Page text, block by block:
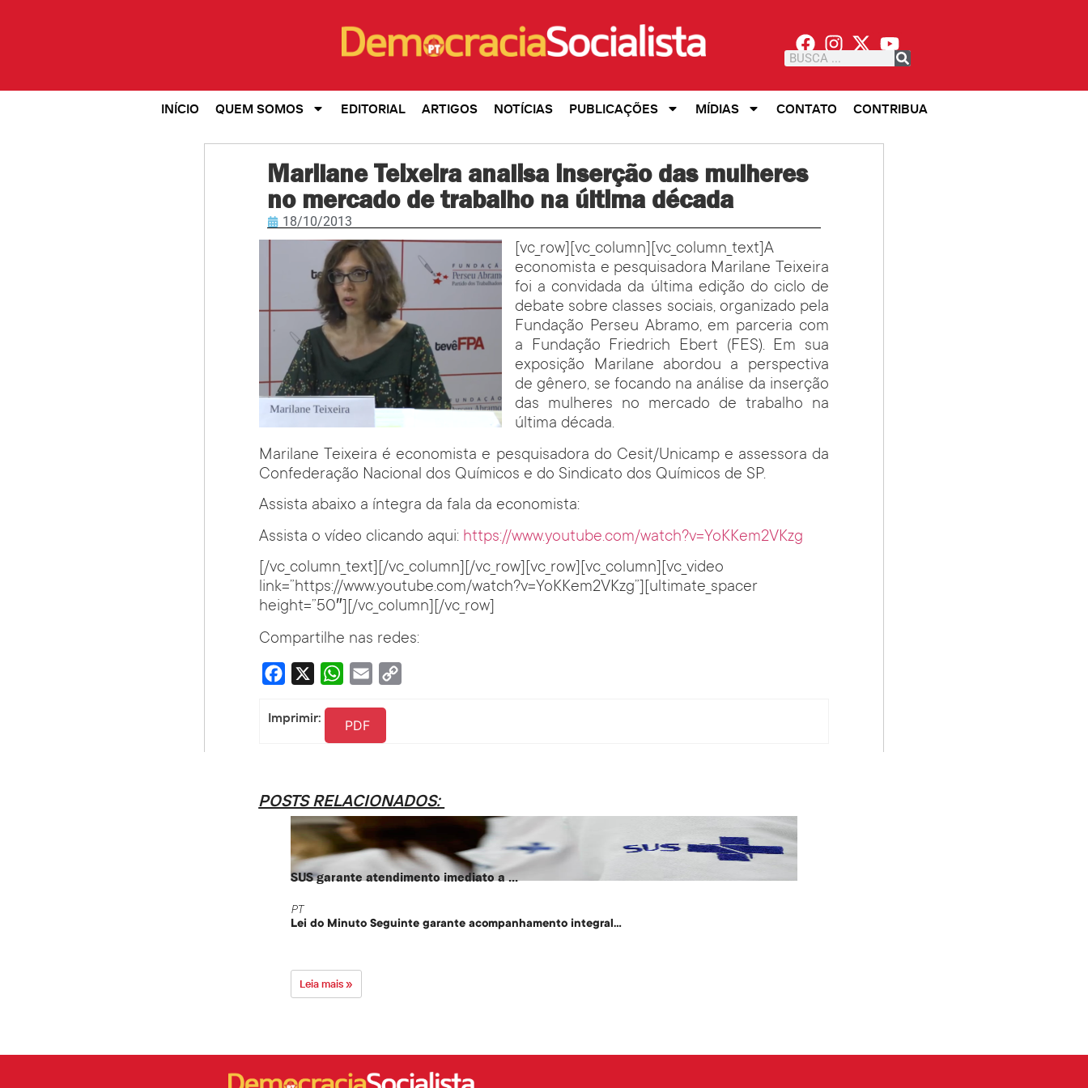
INÍCIO QUEM SOMOS EDITORIAL ARTIGOS NOTÍCIAS PUBLICAÇÕES MÍDIAS CONTATO CONTRIBUA
Marilane Teixeira analisa inserção das mulheres
no mercado de trabalho na última década
18/10/2013
[vc_row][vc_column][vc_column_text]A
economista e pesquisadora Marilane Teixeira
foi a convidada da última edição do ciclo de
debate sobre classes sociais, organizado pela
Fundação Perseu Abramo, em parceria com
a Fundação Friedrich Ebert (FES). Em sua
exposição Marilane abordou a perspectiva
de gênero, se focando na análise da inserção
das mulheres no mercado de trabalho na
última década.
Marilane Teixeira é economista e pesquisadora do Cesit/Unicamp e assessora da
Confederação Nacional dos Químicos e do Sindicato dos Químicos de SP.
Assista abaixo a íntegra da fala da economista:
Assista o vídeo clicando aqui: https://www.youtube.com/watch?v=YoKKem2VKzg
[/vc_column_text][/vc_column][/vc_row][vc_row][vc_column][vc_video
link=”https://www.youtube.com/watch?v=YoKKem2VKzg”][ultimate_spacer
height=”50″][/vc_column][/vc_row]
Compartilhe nas redes:
Facebook WhatsApp
Email
Imprimir: PDF
POSTS RELACIONADOS:
SUS garante atendimento imediato a ...
PT
Lei do Minuto Seguinte garante acompanhamento integral...
Leia mais »